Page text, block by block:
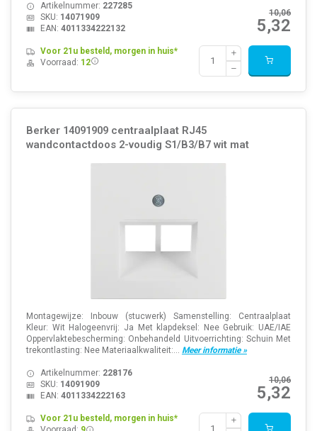
10,06
5,32
Artikelnummer: 227285
SKU: 14071909
EAN: 4011334222132
Voor 21u besteld, morgen in huis*
Voorraad: 12
Berker 14091909 centraalplaat RJ45
wandcontactdoos 2-voudig S1/B3/B7 wit mat
Montagewijze: Inbouw (stucwerk) Samenstelling: Centraalplaat
Kleur: Wit Halogeenvrij: Ja Met klapdeksel: Nee Gebruik: UAE/IAE
Oppervlaktebescherming: Onbehandeld Uitvoerrichting: Schuin Met
trekontlasting: Nee Materiaalkwaliteit:... Meer informatie »
10,06
5,32
Artikelnummer: 228176
SKU: 14091909
EAN: 4011334222163
Voor 21u besteld, morgen in huis*